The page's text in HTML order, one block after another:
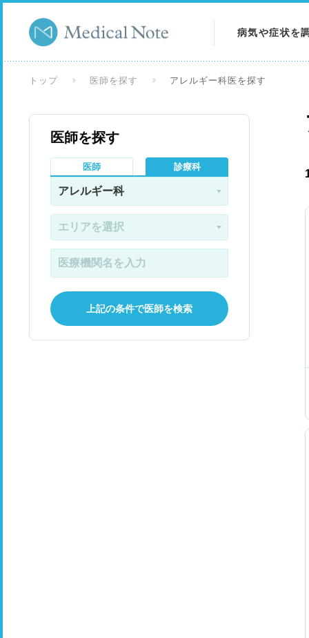
病気や症状を
トップ 医師を探す アレルギー科医を探す
医師を探す
医師 診療科
上記の条件で医師を検索